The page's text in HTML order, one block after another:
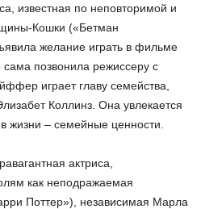
известная по неповторимой и
Кошки («Бетман
желание играть в фильме
позвонила режиссеру с
играет главу семейства,
Коллинз. Она увлекается
жизни – семейные ценности.
актриса,
как неподражаемая
Поттер»), независимая Марла